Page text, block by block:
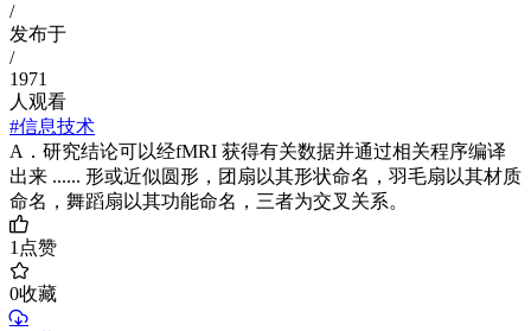
/
发布于
/
1971
人观看
#信息技术
A．研究结论可以经fMRI 获得有关数据并通过相关程序编译
出来 ...... 形或近似圆形，团扇以其形状命名，羽毛扇以其材质
命名，舞蹈扇以其功能命名，三者为交叉关系。
1点赞
0收藏